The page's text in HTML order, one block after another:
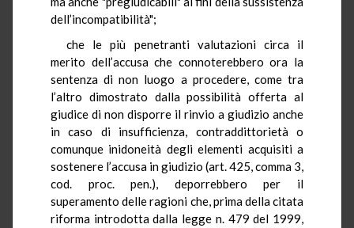
dell’incompatibilità";
che le più penetranti valutazioni circa il
merito dell’accusa che connoterebbero ora la
sentenza di non luogo a procedere, come tra
l’altro dimostrato dalla possibilità offerta al
giudice di non disporre il rinvio a giudizio anche
in caso di insufficienza, contraddittorietà o
comunque inidoneità degli elementi acquisiti a
sostenere l’accusa in giudizio (art. 425, comma 3,
cod. proc. pen.), deporrebbero per il
superamento delle ragioni che, prima della citata
riforma introdotta dalla legge n. 479 del 1999,